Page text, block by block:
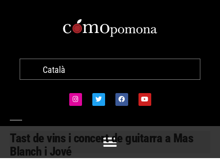
Català
Tast de vins i concert de guitarra a Mas
Blanch i Jové